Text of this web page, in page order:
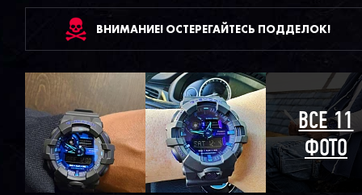
ВНИМАНИЕ! ОСТЕРЕГАЙТЕСЬ ПОДДЕЛОК!
ВСЕ 11
ФОТО